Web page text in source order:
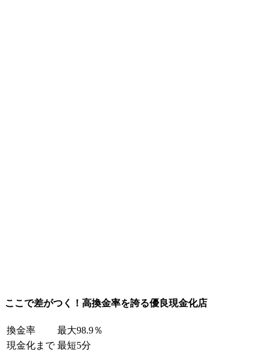
ここで差がつく！高換金率を誇る優良現金化店
換金率
最大98.9％
現金化まで 最短5分